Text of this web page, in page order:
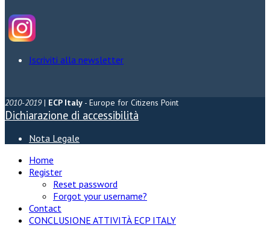
Iscriviti alla newsletter
2010-2019| ECP Italy - Europe for Citizens Point
Dichiarazione di accessibilità
Nota Legale
Home
Register
Reset password
Forgot your username?
Contact
CONCLUSIONE ATTIVITÀ ECP ITALY